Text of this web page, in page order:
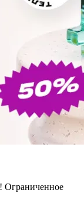
Ограниченное